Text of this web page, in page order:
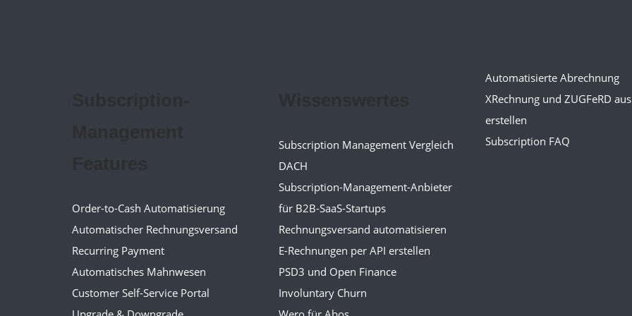
Order-to-Cash Automatisierung
Automatischer Rechnungsversand
Recurring Payment
Automatisches Mahnwesen
Customer Self-Service Portal
Subscription Management Vergleich
DACH
Subscription-Management-Anbieter
für B2B-SaaS-Startups
Rechnungsversand automatisieren
E-Rechnungen per API erstellen
PSD3 und Open Finance
Involuntary Churn
Automatisierte Abrechnung
XRechnung und ZUGFeRD
erstellen
Subscription FAQ